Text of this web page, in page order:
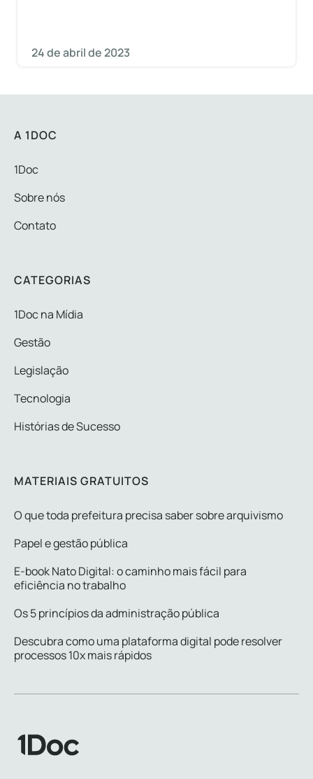
24 de abril de 2023
A 1DOC
1Doc
Sobre nós
Contato
CATEGORIAS
1Doc na Mídia
Gestão
Legislação
Tecnologia
Histórias de Sucesso
MATERIAIS GRATUITOS
O que toda prefeitura precisa saber sobre arquivismo
Papel e gestão pública
E-book Nato Digital: o caminho mais fácil para
eficiência no trabalho
Os 5 princípios da administração pública
Descubra como uma plataforma digital pode resolver
processos 10x mais rápidos